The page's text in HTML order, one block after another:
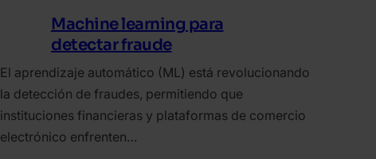
Machine learning para
detectar fraude
El aprendizaje automático (ML) está revolucionando
la detección de fraudes, permitiendo que
instituciones financieras y plataformas de comercio
electrónico enfrenten…